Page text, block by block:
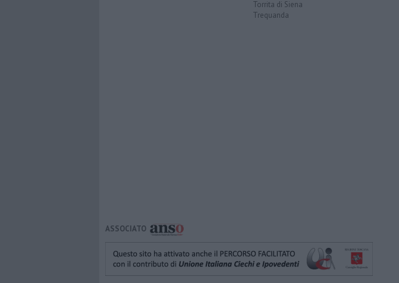
Torrita di Siena
Trequanda
ASSOCIATO